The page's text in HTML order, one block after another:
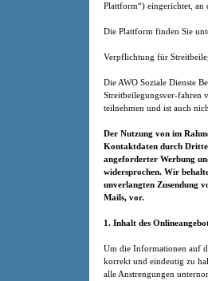
Plattform“) eingerichtet, an
Die Plattform finden Sie
Verpflichtung für
Die AWO Soziale Dienste
Streitbeilegungsver-fahren
teilnehmen und ist auch
Der Nutzung von im
Kontaktdaten durch
angeforderter Werbung
widersprochen. Wir
unverlangten Zusendung
Mails, vor.
1. Inhalt des
Um die Informationen auf
korrekt und eindeutig zu
alle Anstrengungen